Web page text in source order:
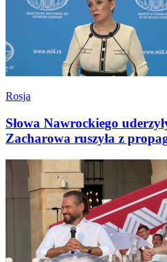
Rosja
Słowa Nawrockiego
Zacharowa ruszyła z